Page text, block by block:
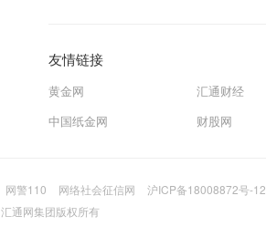
友情链接
黄金网 汇通财经
中国纸金网
财股网
网警110 网络社会征信网 沪ICP备18008872号-12
汇通网集团版权所有